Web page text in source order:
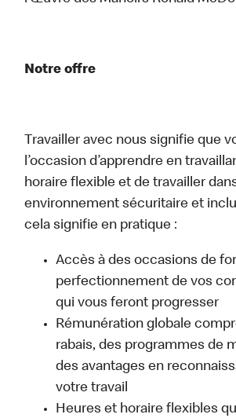
Notre offre
Travailler avec nous signifie que
l’occasion d’apprendre en
horaire flexible et de travailler
environnement sécuritaire et
cela signifie en pratique :
Accès à des occasions de
perfectionnement de vos
qui vous feront progresser
Rémunération globale
rabais, des programmes de
des avantages en
votre travail
Heures et horaire flexibles